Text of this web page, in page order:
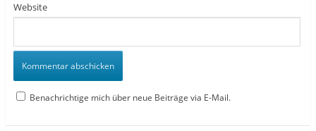
Website
Benachrichtige mich über neue Beiträge via E-Mail.